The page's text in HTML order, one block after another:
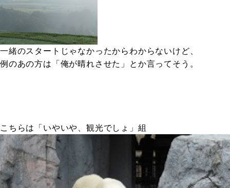
一緒のスタートじゃなかったからわからないけど、
例のあの方は「俺が晴れさせた」とか言ってそう。
こちらは「いやいや、観光でしょ」組